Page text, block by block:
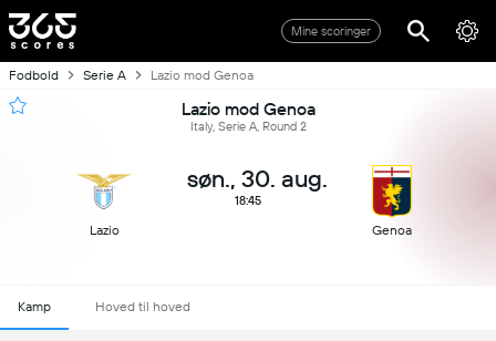
Mine scoringer
Fodbold Serie A Lazio mod Genoa
Lazio mod Genoa
Italy, Serie A, Round 2
Lazio
søn., 30. aug.
18:45
Genoa
Kamp Hoved til hoved